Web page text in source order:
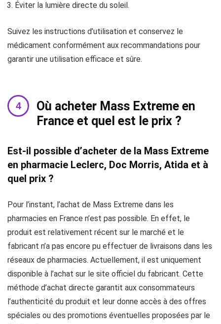
Éviter la lumière directe du soleil.
Suivez les instructions d’utilisation et conservez le
médicament conformément aux recommandations pour
garantir une utilisation efficace et sûre.
Où acheter Mass Extreme en
France et quel est le prix ?
Est-il possible d’acheter de la Mass Extreme
en pharmacie Leclerc, Doc Morris, Atida et à
quel prix ?
Pour l’instant, l’achat de Mass Extreme dans les
pharmacies en France n’est pas possible. En effet, le
produit est relativement récent sur le marché et le
fabricant n’a pas encore pu effectuer de livraisons dans les
réseaux de pharmacies. Actuellement, il est uniquement
disponible à l’achat sur le site officiel du fabricant. Cette
méthode d’achat directe garantit aux consommateurs
l’authenticité du produit et leur donne accès à des offres
spéciales ou des promotions éventuelles proposées par le